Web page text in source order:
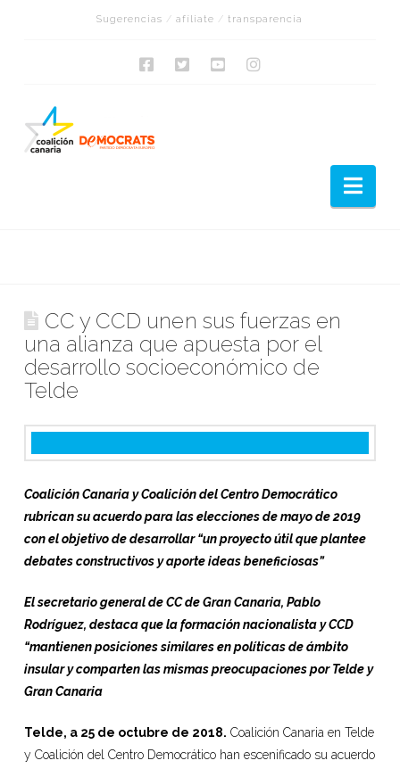
Sugerencias /afíliate /transparencia
CC y CCD unen sus fuerzas en
una alianza que apuesta por el
desarrollo socioeconómico de
Telde
Coalición Canaria y Coalición del Centro Democrático
rubrican su acuerdo para las elecciones de mayo de 2019
con el objetivo de desarrollar “un proyecto útil que plantee
debates constructivos y aporte ideas beneficiosas”
El secretario general de CC de Gran Canaria, Pablo
Rodríguez, destaca que la formación nacionalista y CCD
“mantienen posiciones similares en políticas de ámbito
insular y comparten las mismas preocupaciones por Telde y
Gran Canaria
Telde, a 25 de octubre de 2018. Coalición Canaria en Telde
y Coalición del Centro Democrático han escenificado su acuerdo